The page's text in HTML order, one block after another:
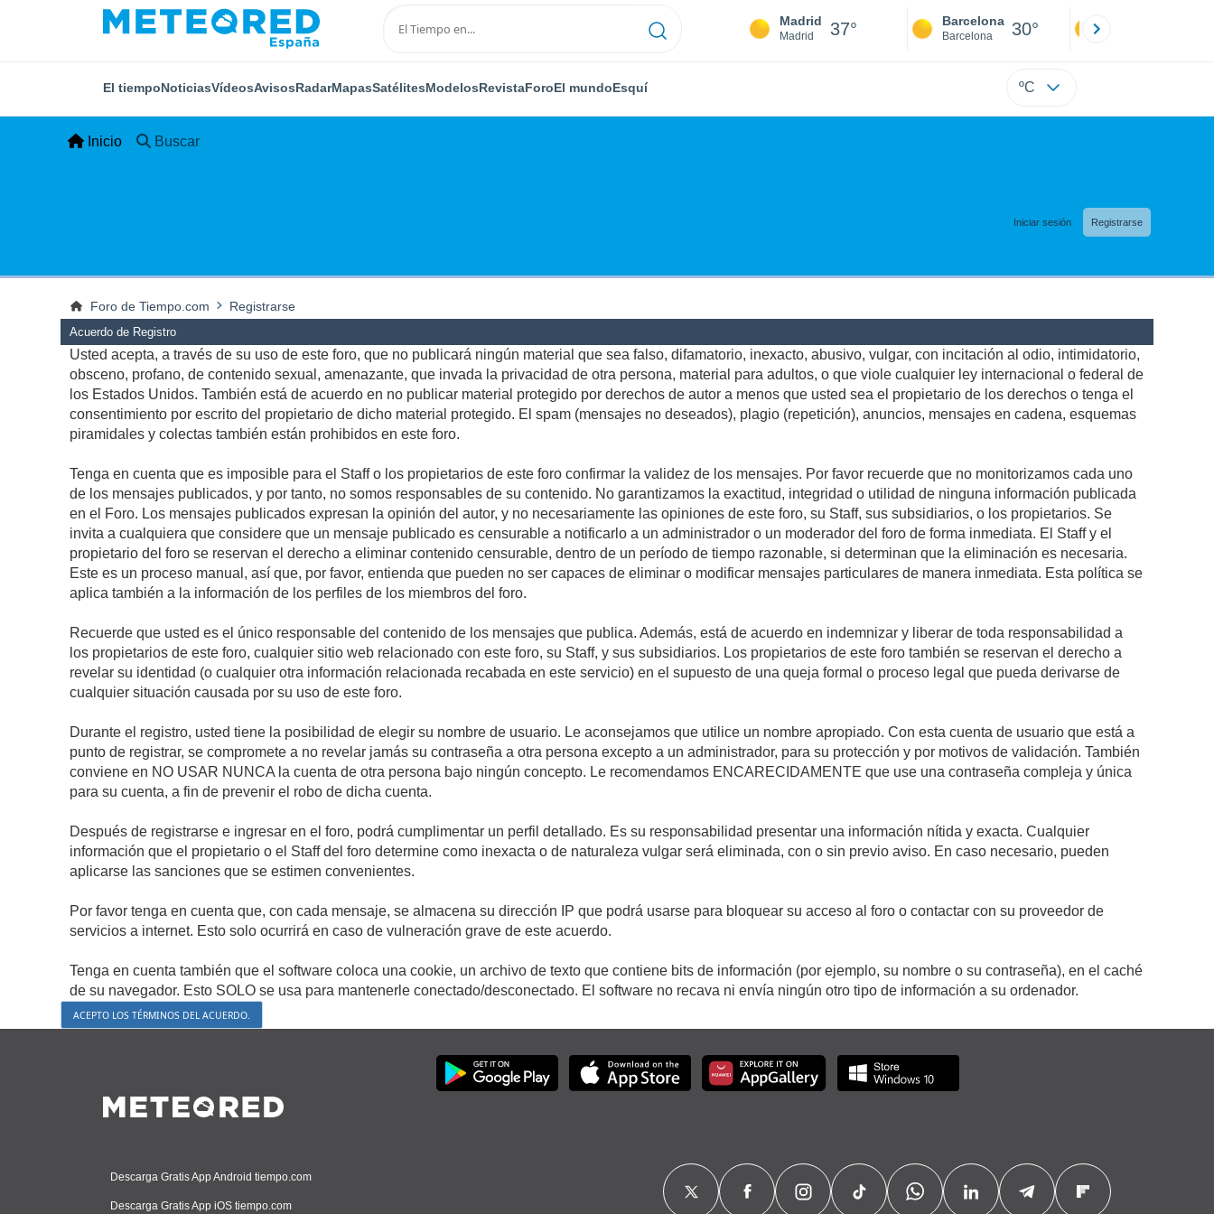
Madrid
Madrid 37° Barcelona
Barcelona 30°
El tiempoNoticiasVídeosAvisosRadarMapasSatélitesModelosRevistaForoEl mundoEsquí ºC
Inicio Buscar
Iniciar sesión Registrarse
Foro de Tiempo.com Registrarse
Acuerdo de Registro
Usted acepta, a través de su uso de este foro, que no publicará ningún material que sea falso, difamatorio, inexacto, abusivo, vulgar, con incitación al odio, intimidatorio,
obsceno, profano, de contenido sexual, amenazante, que invada la privacidad de otra persona, material para adultos, o que viole cualquier ley internacional o federal de
los Estados Unidos. También está de acuerdo en no publicar material protegido por derechos de autor a menos que usted sea el propietario de los derechos o tenga el
consentimiento por escrito del propietario de dicho material protegido. El spam (mensajes no deseados), plagio (repetición), anuncios, mensajes en cadena, esquemas
piramidales y colectas también están prohibidos en este foro.
Tenga en cuenta que es imposible para el Staff o los propietarios de este foro confirmar la validez de los mensajes. Por favor recuerde que no monitorizamos cada uno
de los mensajes publicados, y por tanto, no somos responsables de su contenido. No garantizamos la exactitud, integridad o utilidad de ninguna información publicada
en el Foro. Los mensajes publicados expresan la opinión del autor, y no necesariamente las opiniones de este foro, su Staff, sus subsidiarios, o los propietarios. Se
invita a cualquiera que considere que un mensaje publicado es censurable a notificarlo a un administrador o un moderador del foro de forma inmediata. El Staff y el
propietario del foro se reservan el derecho a eliminar contenido censurable, dentro de un período de tiempo razonable, si determinan que la eliminación es necesaria.
Este es un proceso manual, así que, por favor, entienda que pueden no ser capaces de eliminar o modificar mensajes particulares de manera inmediata. Esta política se
aplica también a la información de los perfiles de los miembros del foro.
Recuerde que usted es el único responsable del contenido de los mensajes que publica. Además, está de acuerdo en indemnizar y liberar de toda responsabilidad a
los propietarios de este foro, cualquier sitio web relacionado con este foro, su Staff, y sus subsidiarios. Los propietarios de este foro también se reservan el derecho a
revelar su identidad (o cualquier otra información relacionada recabada en este servicio) en el supuesto de una queja formal o proceso legal que pueda derivarse de
cualquier situación causada por su uso de este foro.
Durante el registro, usted tiene la posibilidad de elegir su nombre de usuario. Le aconsejamos que utilice un nombre apropiado. Con esta cuenta de usuario que está a
punto de registrar, se compromete a no revelar jamás su contraseña a otra persona excepto a un administrador, para su protección y por motivos de validación. También
conviene en NO USAR NUNCA la cuenta de otra persona bajo ningún concepto. Le recomendamos ENCARECIDAMENTE que use una contraseña compleja y única
para su cuenta, a fin de prevenir el robo de dicha cuenta.
Después de registrarse e ingresar en el foro, podrá cumplimentar un perfil detallado. Es su responsabilidad presentar una información nítida y exacta. Cualquier
información que el propietario o el Staff del foro determine como inexacta o de naturaleza vulgar será eliminada, con o sin previo aviso. En caso necesario, pueden
aplicarse las sanciones que se estimen convenientes.
Por favor tenga en cuenta que, con cada mensaje, se almacena su dirección IP que podrá usarse para bloquear su acceso al foro o contactar con su proveedor de
servicios a internet. Esto solo ocurrirá en caso de vulneración grave de este acuerdo.
Tenga en cuenta también que el software coloca una cookie, un archivo de texto que contiene bits de información (por ejemplo, su nombre o su contraseña), en el caché
de su navegador. Esto SOLO se usa para mantenerle conectado/desconectado. El software no recava ni envía ningún otro tipo de información a su ordenador.
Descarga Gratis App Android tiempo.com
Descarga Gratis App iOS tiempo.com